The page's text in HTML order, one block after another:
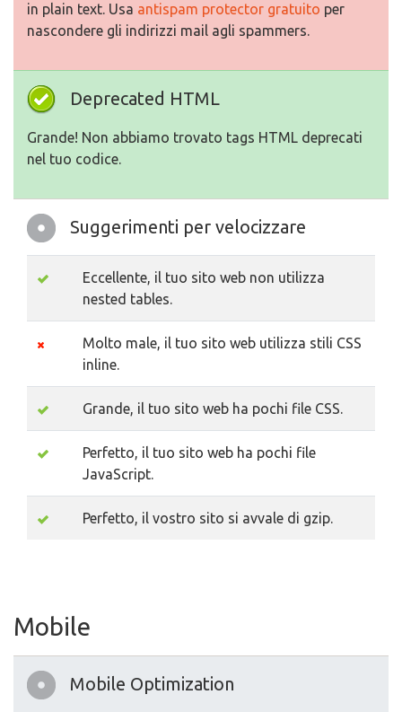
in plain text. Usa antispam protector gratuito per
nascondere gli indirizzi mail agli spammers.
Deprecated HTML
Grande! Non abbiamo trovato tags HTML deprecati
nel tuo codice.
Suggerimenti per velocizzare
Eccellente, il tuo sito web non utilizza
nested tables.
Molto male, il tuo sito web utilizza stili CSS
inline.
Grande, il tuo sito web ha pochi file CSS.
Perfetto, il tuo sito web ha pochi file
JavaScript.
Perfetto, il vostro sito si avvale di gzip.
Mobile
Mobile Optimization